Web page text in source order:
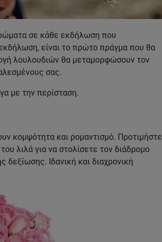
σε κάθε εκδήλωση που
είναι το πρώτο πράγμα που θα
λουλουδιών θα μεταμορφώσουν τον
σας.
με την περίσταση.
κομψότητα και ρομαντισμό. Προτιμήστε
λιλά για να στολίσετε τον διάδρομο
Ιδανική και διαχρονική